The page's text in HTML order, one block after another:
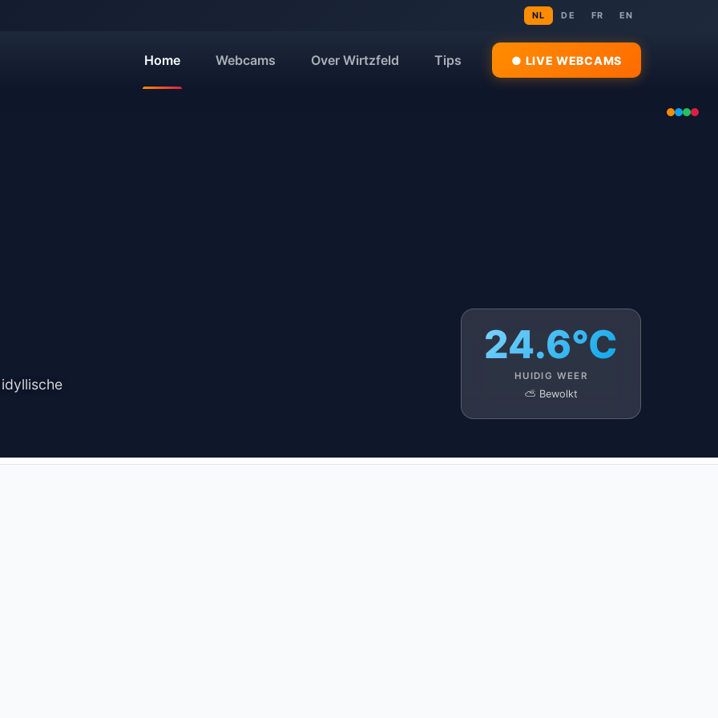
NL DE FR EN
Home Webcams Over Wirtzfeld Tips ● LIVE WEBCAMS
24.6°C
HUIDIG WEER
⛅ Bewolkt